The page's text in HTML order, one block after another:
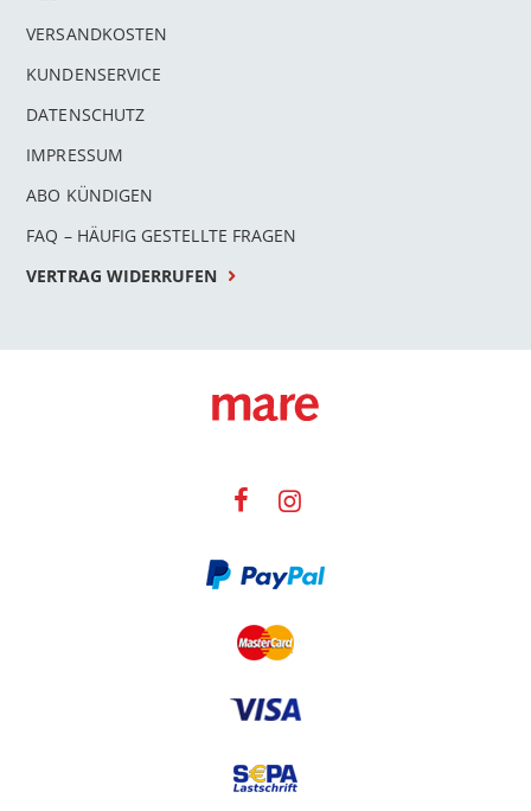
VERSANDKOSTEN
KUNDENSERVICE
DATENSCHUTZ
IMPRESSUM
ABO KÜNDIGEN
FAQ – HÄUFIG GESTELLTE FRAGEN
VERTRAG WIDERRUFEN